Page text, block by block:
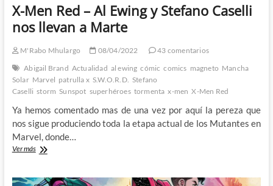
X-Men Red – Al Ewing y Stefano Caselli
nos llevan a Marte
M'Rabo Mhulargo 08/04/2022
43 comentarios
Abigail Brand Actualidad al ewing cómic comics magneto Mancha
Solar Marvel patrulla x S.W.O.R.D. Stefano
Caselli storm Sunspot superhéroes tormenta x-men X-Men Red
Ya hemos comentado mas de una vez por aquí la pereza que
nos sigue produciendo toda la etapa actual de los Mutantes en
Marvel, donde…
Ver másX-
–